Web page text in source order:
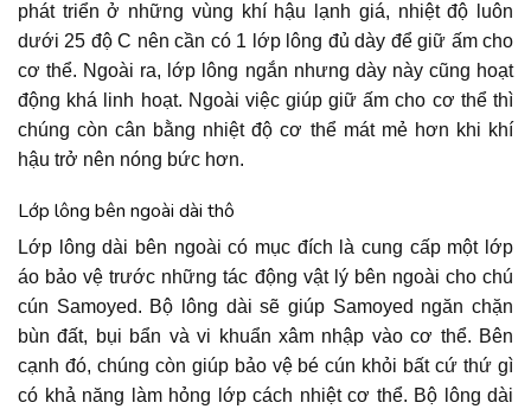
phát triển ở những vùng khí hậu lạnh giá, nhiệt độ luôn
dưới 25 độ C nên cần có 1 lớp lông đủ dày để giữ ấm cho
cơ thể. Ngoài ra, lớp lông ngắn nhưng dày này cũng hoạt
động khá linh hoạt. Ngoài việc giúp giữ ấm cho cơ thể thì
chúng còn cân bằng nhiệt độ cơ thể mát mẻ hơn khi khí
hậu trở nên nóng bức hơn.
Lớp lông bên ngoài dài thô
Lớp lông dài bên ngoài có mục đích là cung cấp một lớp
áo bảo vệ trước những tác động vật lý bên ngoài cho chú
cún Samoyed. Bộ lông dài sẽ giúp Samoyed ngăn chặn
bùn đất, bụi bẩn và vi khuẩn xâm nhập vào cơ thể. Bên
cạnh đó, chúng còn giúp bảo vệ bé cún khỏi bất cứ thứ gì
có khả năng làm hỏng lớp cách nhiệt cơ thể. Bộ lông dài